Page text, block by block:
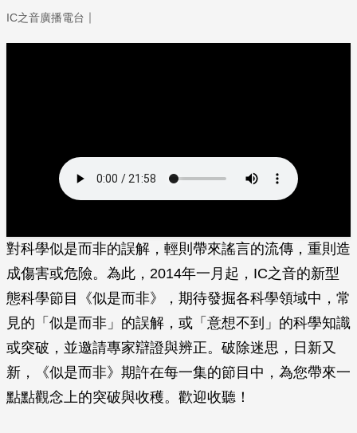
IC之音廣播電台 ｜
對科學似是而非的誤解，輕則帶來謠言的流傳，重則造
成傷害或危險。為此，2014年一月起，IC之音的新型
態科學節目《似是而非》，期待發掘各科學領域中，常
見的「似是而非」的誤解，或「意想不到」的科學知識
或突破，並邀請專家辯證與辨正。破除迷思，日新又
新，《似是而非》期許在每一集的節目中，為您帶來一
點點觀念上的突破與收穫。歡迎收聽！